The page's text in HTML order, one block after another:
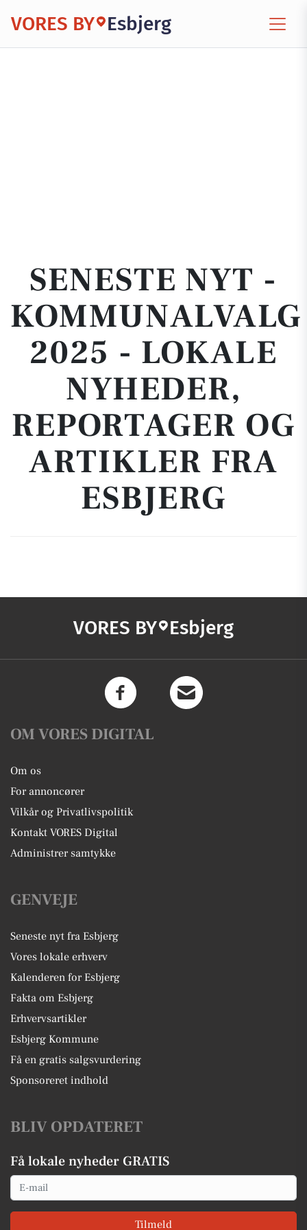
VORES BY Esbjerg
SENESTE NYT -
KOMMUNALVALG
2025 - LOKALE
NYHEDER,
REPORTAGER OG
ARTIKLER FRA
ESBJERG
VORES BY Esbjerg
OM VORES DIGITAL
Om os
For annoncører
Vilkår og Privatlivspolitik
Kontakt VORES Digital
Administrer samtykke
GENVEJE
Seneste nyt fra Esbjerg
Vores lokale erhverv
Kalenderen for Esbjerg
Fakta om Esbjerg
Erhvervsartikler
Esbjerg Kommune
Få en gratis salgsvurdering
Sponsoreret indhold
BLIV OPDATERET
Få lokale nyheder GRATIS
Email
Tilmeld